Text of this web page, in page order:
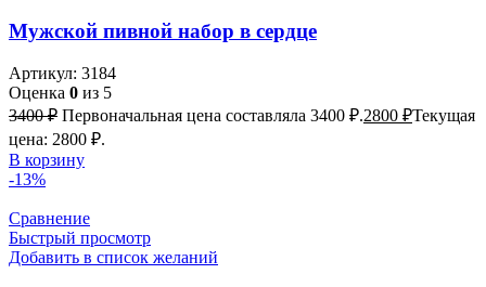
Мужской пивной набор в сердце
Артикул: 3184
Оценка 0 из 5
3400₽ Первоначальная цена составляла 3400 ₽.2800 ₽Текущая
цена: 2800 ₽.
В корзину
-13%
Сравнение
Быстрый просмотр
Добавить в список желаний